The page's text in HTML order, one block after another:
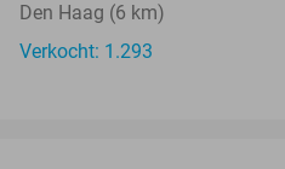
Den Haag (6 km)
Verkocht: 1.293